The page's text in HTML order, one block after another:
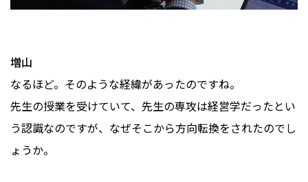
増山
なるほど。そのような経緯があったのですね。
先生の授業を受けていて、先生の専攻は経営学だったとい
う認識なのですが、なぜそこから方向転換をされたのでし
ょうか。